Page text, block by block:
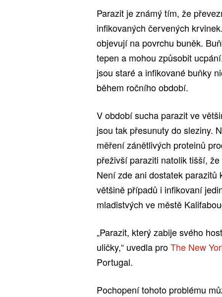
Parazit je známý tím, že
infikovaných červených
objevují na povrchu buněk.
tepen a mohou způsobit
jsou staré a infikované buňky
během ročního období.
V období sucha parazit ve
jsou tak přesunuty do sleziny.
měření zánětlivých proteinů
přeživší paraziti natolik tišší,
Není zde ani dostatek
většině případů i infikovaní
mladistvých ve městě
„Parazit, který zabije svého
uličky,“ uvedla proThe New
Portugal.
Pochopení tohoto problému